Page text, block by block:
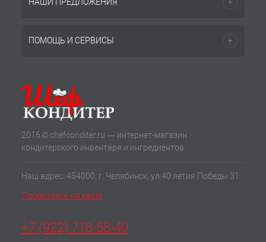
ПОМОЩЬ И СЕРВИСЫ
2016 © chefconditer.ru — интернет-магазин
кондитерского инвентаря и ингредиентов.
Наш адрес: 454000, г. Челябинск, ул.40 летия Победы 31.
Посмотреть на карте
+7 (922) 718-58-40